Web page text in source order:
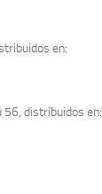
en:
56, distribuidos en: